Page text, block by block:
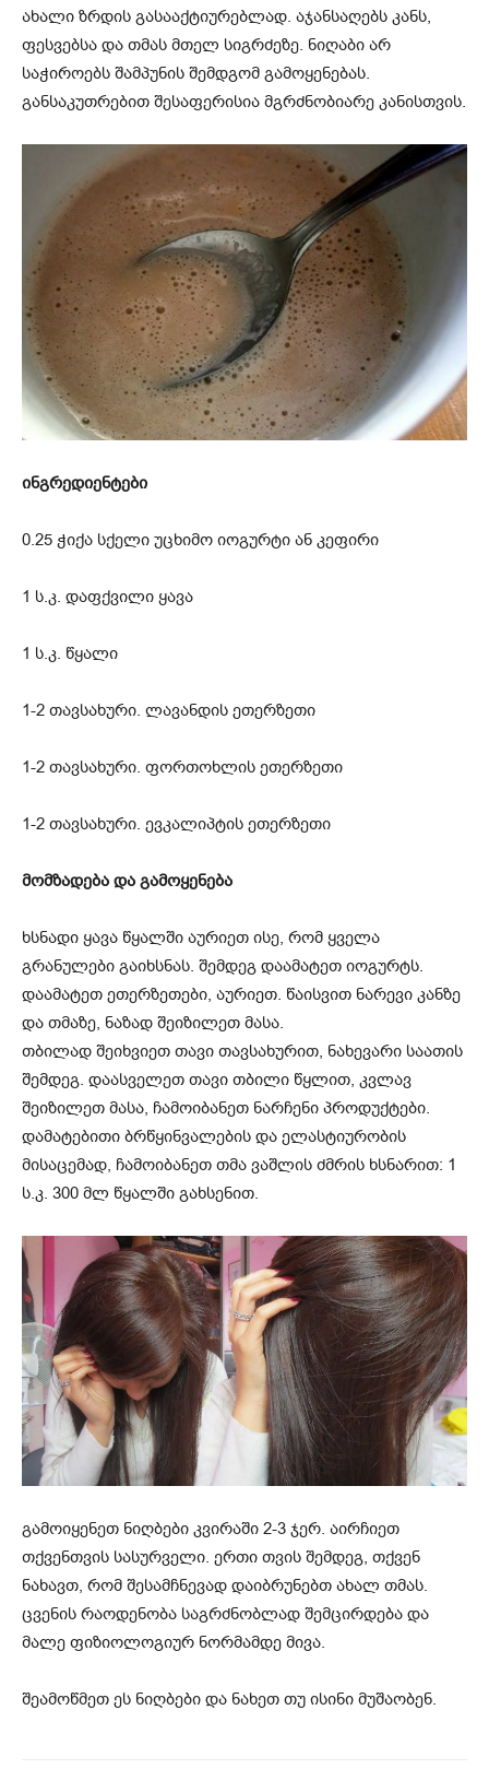
ახალი ზრდის გასააქტიურებლად. აჯანსაღებს კანს,
ფესვებსა და თმას მთელ სიგრძეზე. ნიღაბი არ
საჭიროებს შამპუნის შემდგომ გამოყენებას.
განსაკუთრებით შესაფერისია მგრძნობიარე კანისთვის.
ინგრედიენტები
0.25 ჭიქა სქელი უცხიმო იოგურტი ან კეფირი
1 ს.კ. დაფქვილი ყავა
1 ს.კ. წყალი
1-2 თავსახური. ლავანდის ეთერზეთი
1-2 თავსახური. ფორთოხლის ეთერზეთი
1-2 თავსახური. ევკალიპტის ეთერზეთი
მომზადება და გამოყენება
ხსნადი ყავა წყალში აურიეთ ისე, რომ ყველა
გრანულები გაიხსნას. შემდეგ დაამატეთ იოგურტს.
დაამატეთ ეთერზეთები, აურიეთ. წაისვით ნარევი კანზე
და თმაზე, ნაზად შეიზილეთ მასა.
თბილად შეიხვიეთ თავი თავსახურით, ნახევარი საათის
შემდეგ. დაასველეთ თავი თბილი წყლით, კვლავ
შეიზილეთ მასა, ჩამოიბანეთ ნარჩენი პროდუქტები.
დამატებითი ბრწყინვალების და ელასტიურობის
მისაცემად, ჩამოიბანეთ თმა ვაშლის ძმრის ხსნარით: 1
ს.კ. 300 მლ წყალში გახსენით.
გამოიყენეთ ნიღბები კვირაში 2-3 ჯერ. აირჩიეთ
თქვენთვის სასურველი. ერთი თვის შემდეგ, თქვენ
ნახავთ, რომ შესამჩნევად დაიბრუნებთ ახალ თმას.
ცვენის რაოდენობა საგრძნობლად შემცირდება და
მალე ფიზიოლოგიურ ნორმამდე მივა.
შეამოწმეთ ეს ნიღბები და ნახეთ თუ ისინი მუშაობენ.